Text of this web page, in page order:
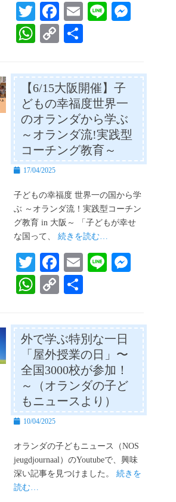
T
wi
tte
r
Fa
ce
bo
ok
E
Li
ng
er
W
ts
A
pp
C
y
Li
nk
【6/15大阪開催】子
どもの幸福度世界一
のオランダから学ぶ
～オランダ流!実践型
コーチング教育～
投
日
17/04/2025
子どもの幸福度 世界一の国から学
ぶ ～オランダ流！実践型コーチン
グ教育 in 大阪～ 「子どもが幸せ
な国って、続きを読む…
T
wi
tte
r
Fa
ce
bo
ok
E
Li
ng
er
W
ts
A
pp
C
y
Li
nk
外で学ぶ特別な一日
「屋外授業の日」〜
全国3000校が参加！
～（オランダの子ど
もニュースより）
投
日
10/04/2025
オランダの子どもニュース（NOS
jeugdjournaal）のYoutubeで、興味
深い記事を見つけました。続きを
読む…